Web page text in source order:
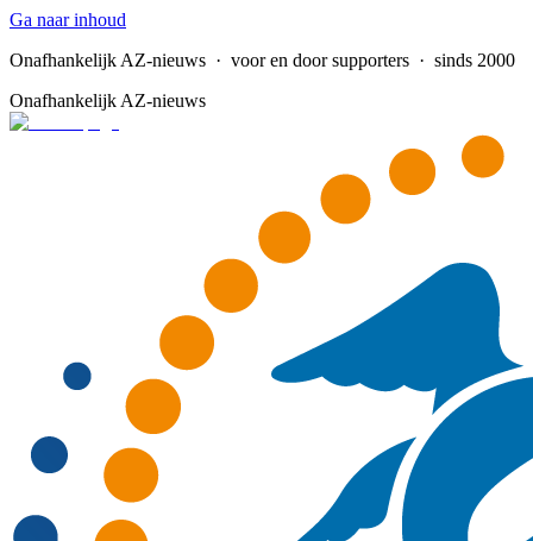
Ga naar inhoud
Onafhankelijk AZ-nieuws · voor en door supporters · sinds 2000
Onafhankelijk AZ-nieuws